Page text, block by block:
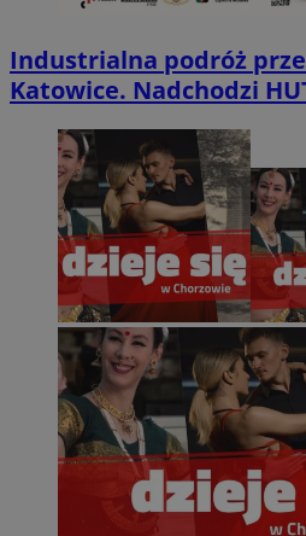
Industrialna podróż
Katowice. Nadchodzi